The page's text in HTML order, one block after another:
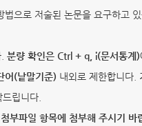
으로 저술된 논문을 요구하고 있
분량 확인은 Ctrl + q, i(문서통계)
어(낱말기준) 내외로 제한합니다.
립니다.
부파일 항목에 첨부해 주시기 바